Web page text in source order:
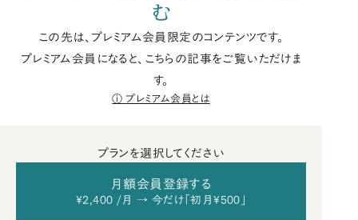
む
この先は、プレミアム会員限定のコンテンツです。
プレミアム会員になると、こちらの記事をご覧いただけま
す。
プレミアム会員とは
プランを選択してください
月額会員登録する
¥2,400 /月 → 今だけ「初月¥500」